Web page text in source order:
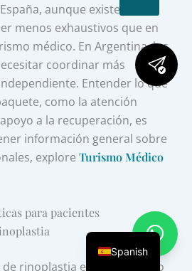
aunque existen
menos exhaustivos que en
médico. En Argentina, los
coordinar más
Entender lo que
como la atención
a la recuperación, es
información general sobre
exploreTurismo Médico
para pacientes
rinoplastia en el extranjero
Spanish